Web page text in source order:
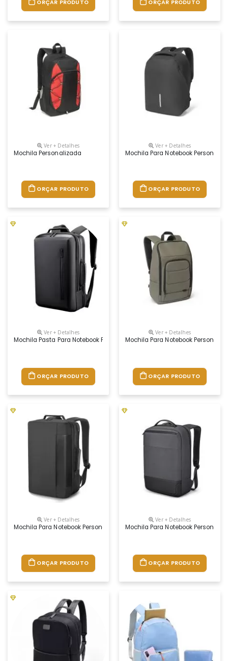
ORÇAR PRODUTO ORÇAR PRODUTO
Ver + Detalhes
Mochila Personalizada
ORÇAR PRODUTO
Ver + Detalhes
Mochila Para Notebook
ORÇAR PRODUTO
Ver + Detalhes
Mochila Pasta Para Notebook Personalizada
ORÇAR PRODUTO
Ver + Detalhes
Mochila Para Notebook
ORÇAR PRODUTO
Ver + Detalhes
Mochila Para Notebook Personalizada
ORÇAR PRODUTO
Ver + Detalhes
Mochila Para Notebook
ORÇAR PRODUTO